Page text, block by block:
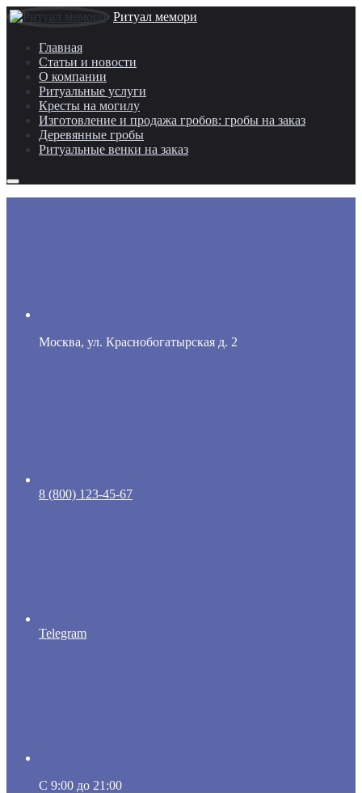
Ритуал мемори
Главная
Статьи и новости
О компании
Ритуальные услуги
Кресты на могилу
Изготовление и продажа гробов: гробы на заказ
Деревянные гробы
Ритуальные венки на заказ
Москва, ул. Краснобогатырская д. 2
8 (800) 123-45-67
Telegram
C 9:00 до 21:00